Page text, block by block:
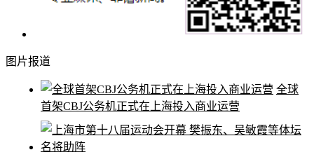
图片报道
全球
首架CBJ公务机正式在上海投入商业运营